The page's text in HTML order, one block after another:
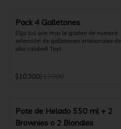
Pack 4 Galletones
Elija los que mas le gusten de nuestra
selección de galletones artesanales de
alta calidad! Top!
$10.300$12.000
Pote de Helado 550 ml + 2
Brownies o 2 Blondies